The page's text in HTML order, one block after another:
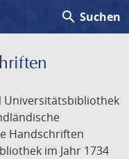
search Suchen
Universitätsbibliothek
Handschriften
im Jahr 1734